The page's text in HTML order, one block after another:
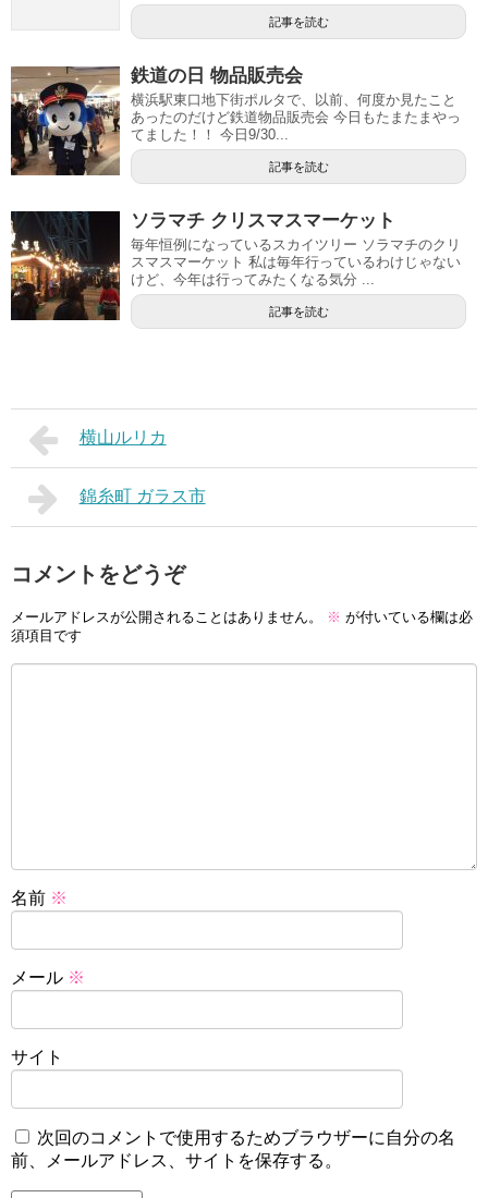
記事を読む
鉄道の日 物品販売会
横浜駅東口地下街ポルタで、以前、何度か見たこと
あったのだけど鉄道物品販売会 今日もたまたまやっ
てました！！ 今日9/30...
記事を読む
ソラマチ クリスマスマーケット
毎年恒例になっているスカイツリー ソラマチのクリ
スマスマーケット 私は毎年行っているわけじゃない
けど、今年は行ってみたくなる気分 ...
記事を読む
横山ルリカ
錦糸町 ガラス市
コメントをどうぞ
メールアドレスが公開されることはありません。 ※ が付いている欄は必
須項目です
名前 ※
メール ※
サイト
次回のコメントで使用するためブラウザーに自分の名
前、メールアドレス、サイトを保存する。